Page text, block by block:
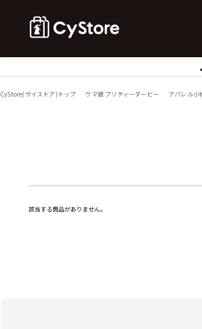
アクリルスタンド
CyStore(サイストア)トップ ウマ娘 プリティーダービー アパレル小
該当する商品がありません。